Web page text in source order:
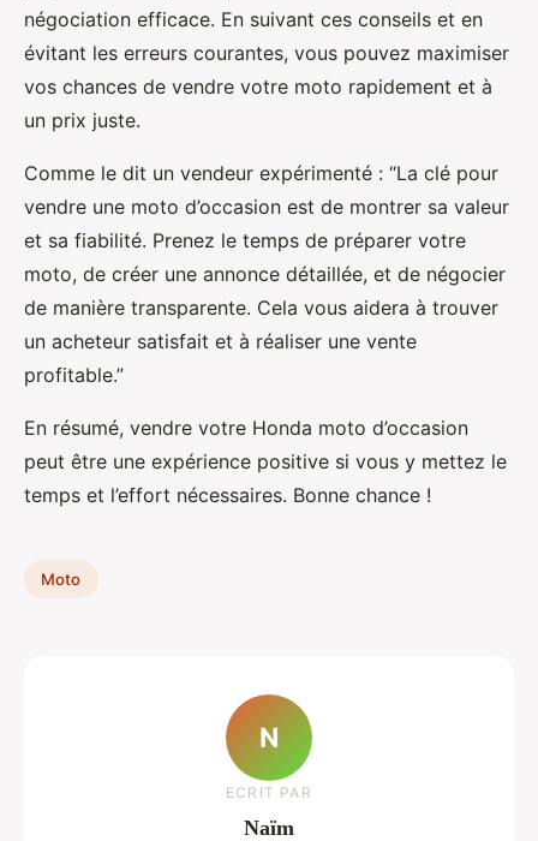
négociation efficace. En suivant ces conseils et en
évitant les erreurs courantes, vous pouvez maximiser
vos chances de vendre votre moto rapidement et à
un prix juste.
Comme le dit un vendeur expérimenté : “La clé pour
vendre une moto d’occasion est de montrer sa valeur
et sa fiabilité. Prenez le temps de préparer votre
moto, de créer une annonce détaillée, et de négocier
de manière transparente. Cela vous aidera à trouver
un acheteur satisfait et à réaliser une vente
profitable.”
En résumé, vendre votre Honda moto d’occasion
peut être une expérience positive si vous y mettez le
temps et l’effort nécessaires. Bonne chance !
Moto
N
ECRIT PAR
Naïm